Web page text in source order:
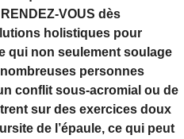
VOUS dès
holistiques pour
qui non seulement soulage
nombreuses personnes
conflit sous-acromial ou de
sur des exercices doux
de l’épaule, ce qui peut